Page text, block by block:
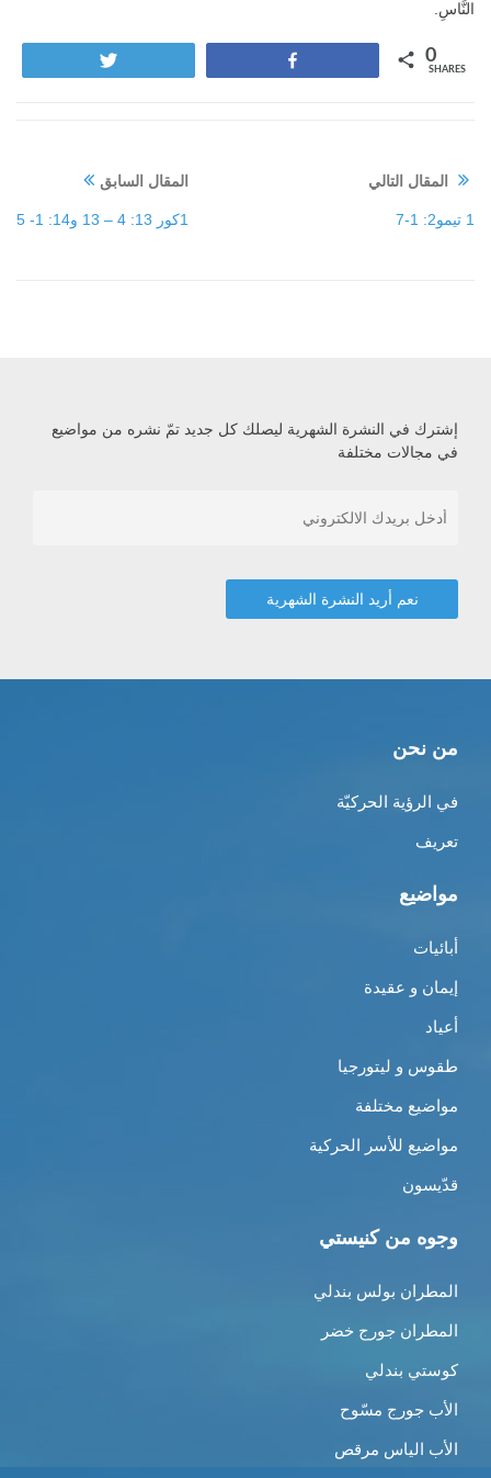
النَّاسِ.
0
SHARES
المقال السابق
1كور 13: 4 – 13 و14: 1- 5
المقال التالي
1 تيمو2: 1-7
إشترك في النشرة الشهرية ليصلك كل جديد تمّ نشره من مواضيع
في مجالات مختلفة
من نحن
في الرؤية الحركيّة
تعريف
مواضيع
أبائيات
إيمان و عقيدة
أعياد
طقوس و ليتورجيا
مواضيع مختلفة
مواضيع للأسر الحركية
قدّيسون
وجوه من كنيستي
المطران بولس بندلي
المطران جورج خضر
كوستي بندلي
الأب جورج مسّوح
الأب الياس مرقص